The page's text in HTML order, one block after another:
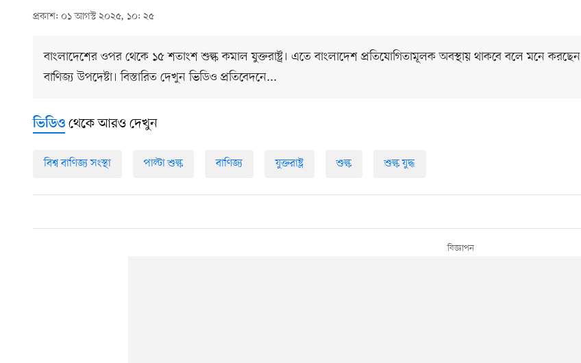
প্রকাশ: ০১ আগস্ট ২০২৫, ১০: ২৫
বাংলাদেশের ওপর থেকে ১৫ শতাংশ শুল্ক কমাল যুক্তরাষ্ট্র। এতে বাংলাদেশ প্রতিযোগিতামূলক অবস্থায় থাকবে বলে মনে করছেন
বাণিজ্য উপদেষ্টা। বিস্তারিত দেখুন ভিডিও প্রতিবেদনে...
ভিডিও থেকে আরও দেখুন
বিশ্ব বাণিজ্য সংস্থা পাল্টা শুল্ক বাণিজ্য যুক্তরাষ্ট্র শুল্ক শুল্ক যুদ্ধ